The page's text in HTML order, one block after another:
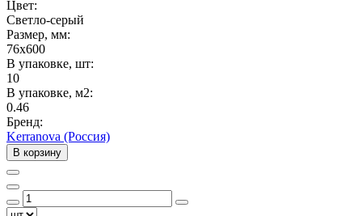
Цвет:
Светло-серый
Размер, мм:
76x600
В упаковке, шт:
10
В упаковке, м2:
0.46
Бренд:
Kerranova (Россия)
В корзину